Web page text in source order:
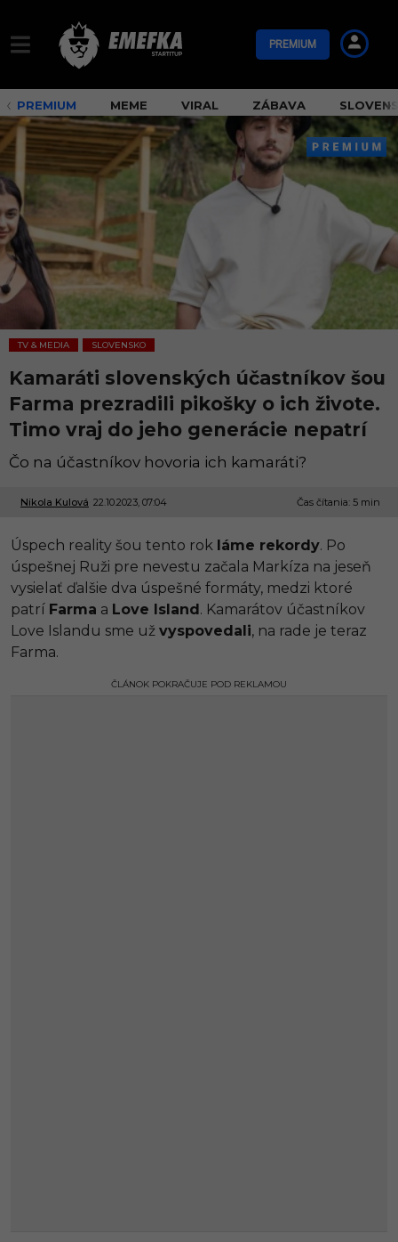
PREMIUM
PREMIUM MEME VIRAL ZÁBAVA
TV & MEDIA
,
SLOVENSKO
Kamaráti slovenských účastníkov šou
Farma prezradili pikošky o ich živote.
Timo vraj do jeho generácie nepatrí
Čo na účastníkov hovoria ich kamaráti?
Nikola Kulová 22.10.2023, 07:04
2
.
2
2
3
Čas čítania: 5 min
Úspech reality šou tento rok láme rekordy. Po
úspešnej Ruži pre nevestu začala Markíza na jeseň
vysielať ďalšie dva úspešné formáty, medzi ktoré
patrí Farma a Love Island. Kamarátov účastníkov
Love Islandu sme už vyspovedali, na rade je teraz
Farma.
ČLÁNOK POKRAČUJE POD REKLAMOU